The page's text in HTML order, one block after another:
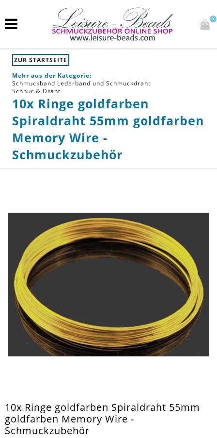
0
ZUR STARTSEITE
Mehr aus der Kategorie:
Schmuckband Lederband und Schmuckdraht
Schnur & Draht
10x Ringe goldfarben
Spiraldraht 55mm goldfarben
Memory Wire -
Schmuckzubehör
10x Ringe goldfarben Spiraldraht 55mm
goldfarben Memory Wire -
Schmuckzubehör